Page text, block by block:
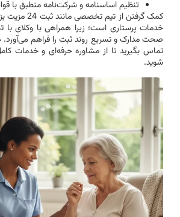
تنظیم اساسنامه و شرکت‌نامه منطبق با
کمک گرفتن از
خدمات پرستاری است؛ زیرا همراهی با وکلای با
تماس بگیرید تا از مشاوره حرفه‌ای و خدمات
شوید.